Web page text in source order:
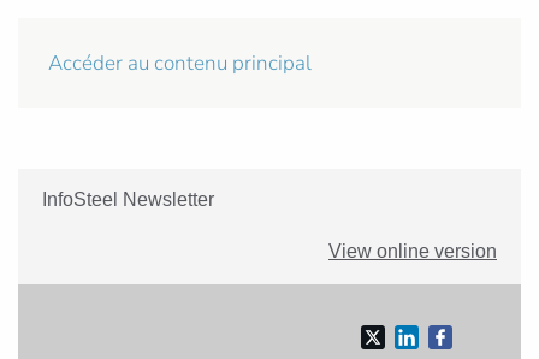
Accéder au contenu principal
InfoSteel Newsletter
View online version